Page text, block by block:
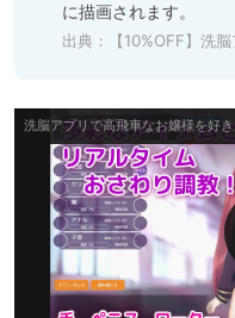
に描画されます。
出典： 【10%OFF】洗脳アプリで高飛車な